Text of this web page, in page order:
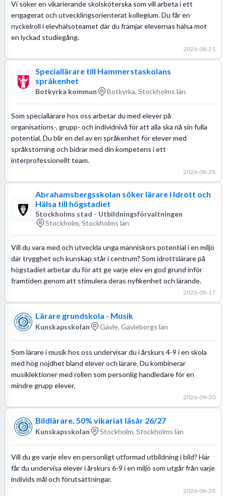
Vi söker en vikarierande skolsköterska som vill arbeta i ett
engagerat och utvecklingsorienterat kollegium. Du får en
nyckelroll i elevhälsoteamet där du främjar elevernas hälsa mot
en lyckad studiegång.
2026-08-21
Speciallärare till Hammerstaskolans
språkenhet
Botkyrka kommun Botkyrka, Stockholms län
Som speciallärare hos oss arbetar du med elever på
organisations-, grupp- och individnivå för att alla ska nå sin fulla
potential. Du blir en del av en språkenhet för elever med
språkstörning och bidrar med din kompetens i ett
interprofessionellt team.
2026-08-28
Abrahamsbergsskolan söker lärare i Idrott och
Hälsa till högstadiet
Stockholms stad - Utbildningsförvaltningen
Stockholm, Stockholms län
Vill du vara med och utveckla unga människors potential i en miljö
där trygghet och kunskap står i centrum? Som idrottslärare på
högstadiet arbetar du för att ge varje elev en god grund inför
framtiden genom att stimulera deras nyfikenhet och lärande.
2026-08-17
Lärare grundskola - Musik
Kunskapsskolan Gävle, Gävleborgs län
Som lärare i musik hos oss undervisar du i årskurs 4-9 i en skola
med hög nöjdhet bland elever och lärare. Du kombinerar
musiklektioner med rollen som personlig handledare för en
mindre grupp elever.
2026-09-30
Bildlärare, 50% vikariat läsår 26/27
Kunskapsskolan Stockholm, Stockholms län
Vill du ge varje elev en personligt utformad utbildning i bild? Här
får du undervisa elever i årskurs 6-9 i en miljö som utgår från varje
individs mål och förutsättningar.
2026-08-28